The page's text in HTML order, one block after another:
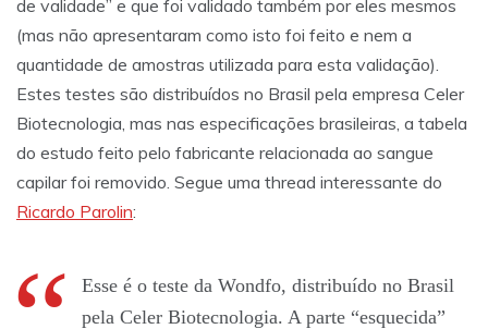
de validade” e que foi validado também por eles mesmos
(mas não apresentaram como isto foi feito e nem a
quantidade de amostras utilizada para esta validação).
Estes testes são distribuídos no Brasil pela empresa Celer
Biotecnologia, mas nas especificações brasileiras, a tabela
do estudo feito pelo fabricante relacionada ao sangue
capilar foi removido. Segue uma thread interessante do
Ricardo Parolin:
Esse é o teste da Wondfo, distribuído no Brasil
pela Celer Biotecnologia. A parte “esquecida”